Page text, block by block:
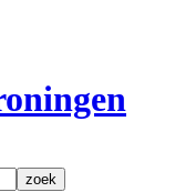
zoek